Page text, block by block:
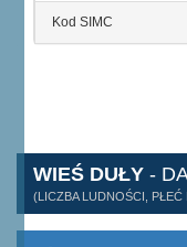
Kod SIMC
WIEŚ DUŁY -
(LICZBA LUDNOŚCI, PŁEĆ